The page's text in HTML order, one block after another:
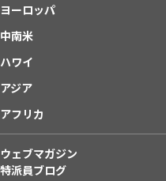
ヨーロッパ
中南米
ハワイ
アジア
アフリカ
ウェブマガジン
特派員ブログ